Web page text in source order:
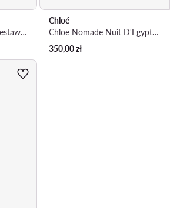
Chloe Eau de Parfum Zestaw zapachowy
Chloé
Chloe Nomade Nuit D'Egypte woda perfumowana 75ml dla Pań Woda perfumowana
350,00zł